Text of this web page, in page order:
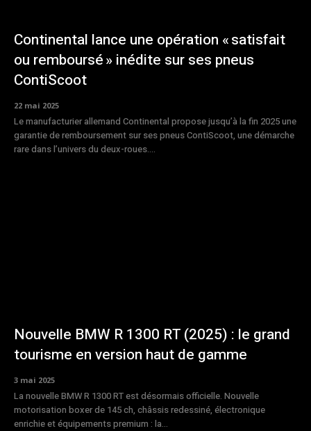
Continental lance une opération « satisfait
ou remboursé » inédite sur ses pneus
ContiScoot
22 mai 2025
Le manufacturier allemand Continental propose jusqu’à la fin 2025 une
garantie de remboursement sur ses pneus ContiScoot, une démarche
rare dans l’univers du deux-roues....
Nouvelle BMW R 1300 RT (2025) : le grand
tourisme en version haut de gamme
3 mai 2025
La nouvelle BMW R 1300 RT est désormais officielle. Nouvelle
motorisation boxer de 145 ch, châssis redessiné, électronique
enrichie et équipements premium : la...